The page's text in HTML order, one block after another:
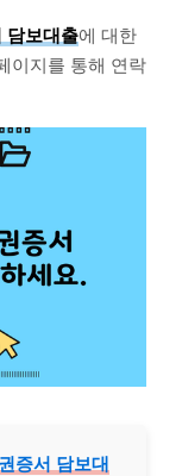
담보대출에 대한
이지를 통해 연락
증서 담보대